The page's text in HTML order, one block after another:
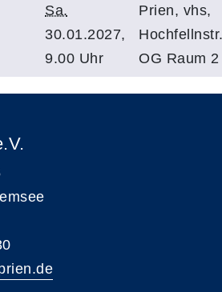
Sa.
30.01.2027,
9.00 Uhr
Prien, vhs,
OG Raum 2